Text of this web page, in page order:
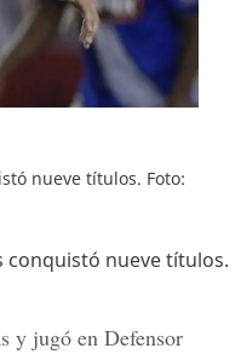
nueve títulos. Foto:
conquistó nueve títulos.
y jugó en Defensor